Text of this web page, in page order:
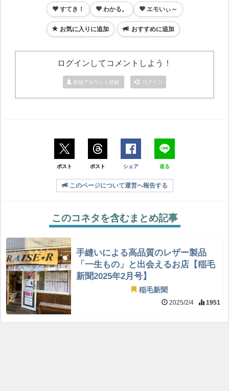
すてき！ わかる。 エモいぃ～
お気に入りに追加 おすすめに追加
ログインしてコメントしよう！
新規アカウント登録 ログイン
ポスト ポスト シェア 送る
このページについて運営へ報告する
このコネタを含むまとめ記事
手縫いによる高品質のレザー製品
「一生もの」と出会えるお店【稲毛
新聞2025年2月号】
稲毛新聞
2025/2/4 1951